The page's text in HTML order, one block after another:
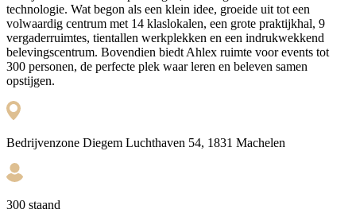
technologie. Wat begon als een klein idee, groeide uit tot een
volwaardig centrum met 14 klaslokalen, een grote praktijkhal, 9
vergaderruimtes, tientallen werkplekken en een indrukwekkend
belevingscentrum. Bovendien biedt Ahlex ruimte voor events tot
300 personen, de perfecte plek waar leren en beleven samen
opstijgen.
Bedrijvenzone Diegem Luchthaven 54, 1831 Machelen
300 staand